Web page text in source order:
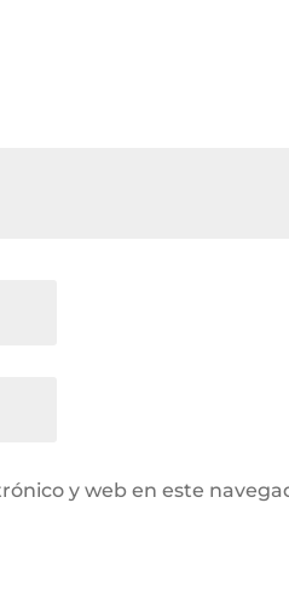
y web en este